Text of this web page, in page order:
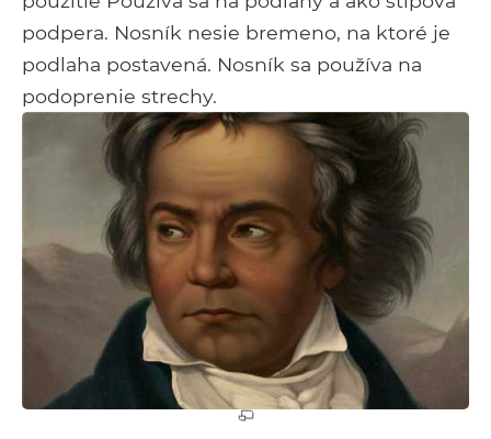
podpera. Nosník nesie bremeno, na ktoré je
podlaha postavená. Nosník sa používa na
podoprenie strechy.